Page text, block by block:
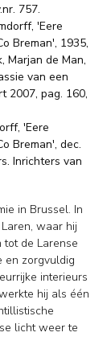
757.
'Eere
Breman', 1935,
Marjan de Man,
van een
2007, pag. 160,
'Eere
Breman', dec.
Inrichters van
in Brussel. In
waar hij
de Larense
en zorgvuldig
interieurs
hij als één
licht weer te